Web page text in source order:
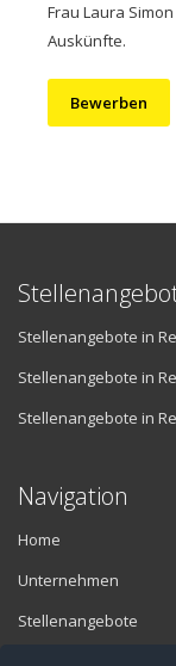
Frau Laura
Auskünfte.
Bewerben
Stellenangebote in
Stellenangebote in
Stellenangebote in
Navigation
Home
Unternehmen
Stellenangebote